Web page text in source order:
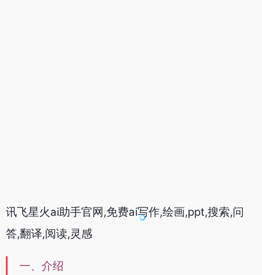
讯飞星火ai助手官网,免费ai写作,绘画,ppt,搜索,问
答,翻译,阅读,灵感
一、介绍